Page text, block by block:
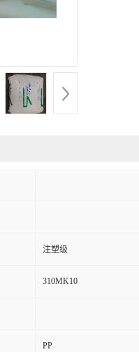
注塑级
310MK10
PP